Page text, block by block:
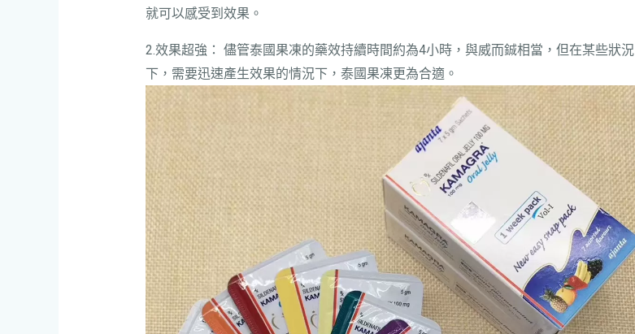
就可以感受到效果。
2.效果超強： 儘管泰國果凍的藥效持續時間約為4小時，與威而鋮相當，但在某些狀況
下，需要迅速產生效果的情況下，泰國果凍更為合適。